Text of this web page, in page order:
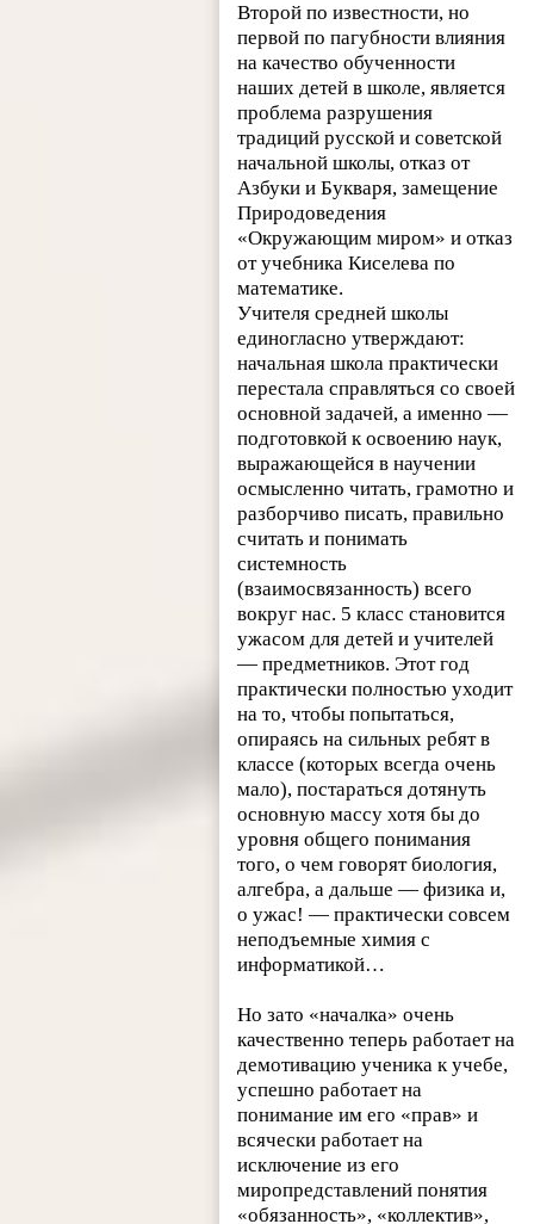
Второй по известности, но
первой по пагубности влияния
на качество обученности
наших детей в школе, является
проблема разрушения
традиций русской и советской
начальной школы, отказ от
Азбуки и Букваря, замещение
Природоведения
«Окружающим миром» и отказ
от учебника Киселева по
математике.
Учителя средней школы
единогласно утверждают:
начальная школа практически
перестала справляться со своей
основной задачей, а именно —
подготовкой к освоению наук,
выражающейся в научении
осмысленно читать, грамотно и
разборчиво писать, правильно
считать и понимать
системность
(взаимосвязанность) всего
вокруг нас. 5 класс становится
ужасом для детей и учителей
— предметников. Этот год
практически полностью уходит
на то, чтобы попытаться,
опираясь на сильных ребят в
классе (которых всегда очень
мало), постараться дотянуть
основную массу хотя бы до
уровня общего понимания
того, о чем говорят биология,
алгебра, а дальше — физика и,
о ужас! — практически совсем
неподъемные химия с
информатикой…
Но зато «началка» очень
качественно теперь работает на
демотивацию ученика к учебе,
успешно работает на
понимание им его «прав» и
всячески работает на
исключение из его
миропредставлений понятия
«обязанность», «коллектив»,